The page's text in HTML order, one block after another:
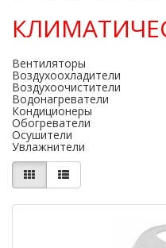
Вентиляторы
Воздухоохладители
Воздухоочистители
Водонагреватели
Кондиционеры
Обогреватели
Осушители
Увлажнители